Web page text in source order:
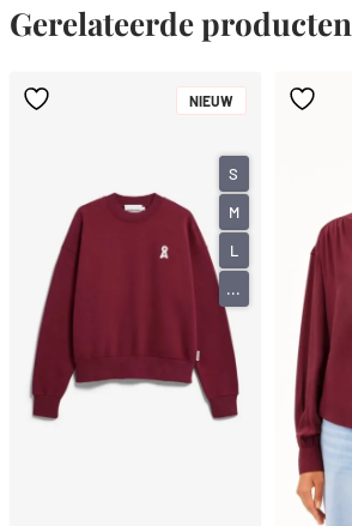
Gerelateerde producten
NIEUW
S
M
L
...